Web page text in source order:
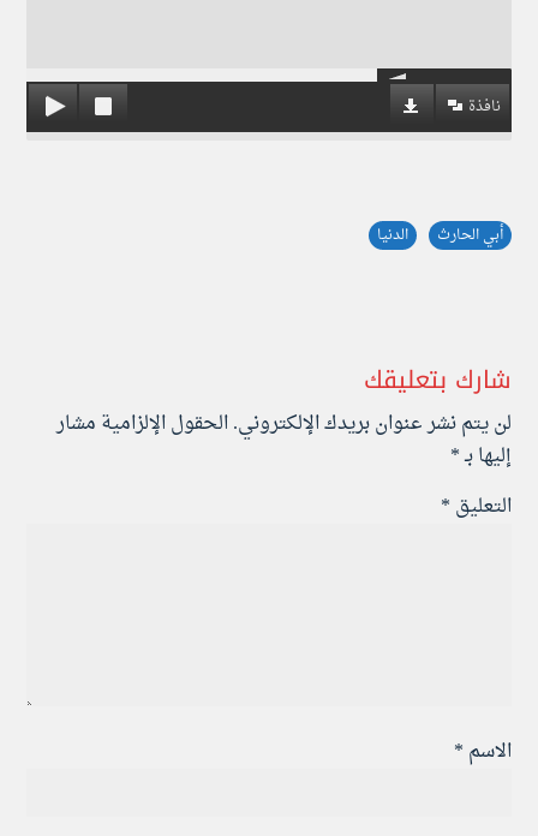
نافذة
أبي الحارث الدنيا
شارك بتعليقك
لن يتم نشر عنوان بريدك الإلكتروني.الحقول الإلزامية مشار
إليها بـ*
التعليق *
الاسم *